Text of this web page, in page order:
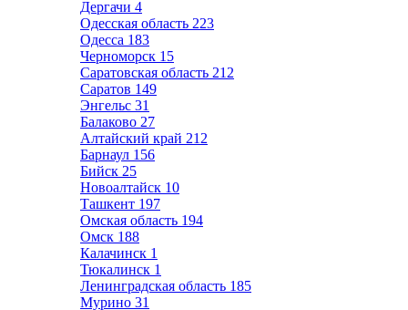
Дергачи 4
Одесская область 223
Одесса 183
Черноморск 15
Саратовская область 212
Саратов 149
Энгельс 31
Балаково 27
Алтайский край 212
Барнаул 156
Бийск 25
Новоалтайск 10
Ташкент 197
Омская область 194
Омск 188
Калачинск 1
Тюкалинск 1
Ленинградская область 185
Мурино 31